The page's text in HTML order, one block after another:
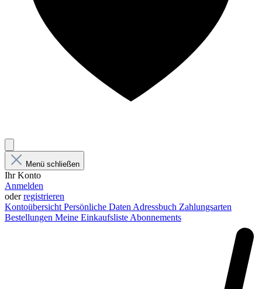
Menü schließen
Ihr Konto
Anmelden
oderregistrieren
Kontoübersicht Persönliche Daten Adressbuch Zahlungsarten
Bestellungen Meine Einkaufsliste Abonnements